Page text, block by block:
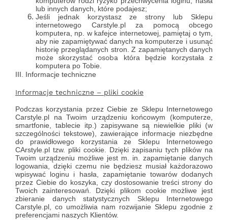
lub innych danych, które podajesz;
Jeśli jednak korzystasz ze strony lub Sklepu
internetowego Carstyle.pl za pomocą obcego
komputera, np. w kafejce internetowej, pamiętaj o tym,
aby nie zapamiętywać danych na komputerze i usunąć
historię przeglądanych stron. Z zapamiętanych danych
może skorzystaćosoba która będzie korzystała z
komputera po Tobie.
III. Informacje techniczne
Informacje techniczne – pliki cookie
Podczas korzystania przez Ciebie ze Sklepu Internetowego
Carstyle.pl na Twoim urządzeniu końcowym (komputerze,
smartfonie, tablecie itp.) zapisywane są niewielkie pliki (w
szczególności tekstowe), zawierające informacje niezbędne
do prawidłowego korzystania ze Sklepu Internetowego
CArstyle.pl tzw. pliki cookie. Dzięki zapisaniu tych plików na
Twoim urządzeniu możliwe jest m. in. zapamiętanie danych
logowania, dzięki czemu nie będziesz musiał każdorazowo
wpisywać loginu i hasła, zapamiętanie towarów dodanych
przez Ciebie do koszyka, czy dostosowanie treści strony do
Twoich zainteresowań. Dzięki plikom cookie możliwe jest
zbieranie danych statystycznych Sklepu Internetowego
Carstyle.pl, co umożliwia nam rozwijanie Sklepu zgodnie z
preferencjami naszych Klientów.